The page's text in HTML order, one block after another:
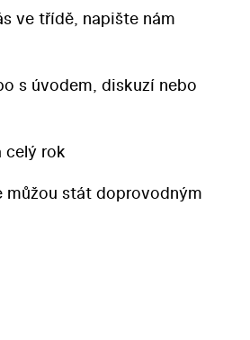
ve třídě, napište nám
s úvodem, diskuzí nebo
celý rok
můžou stát doprovodným